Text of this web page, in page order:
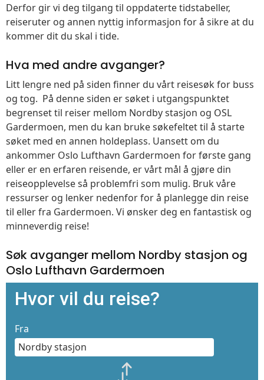
Derfor gir vi deg tilgang til oppdaterte tidstabeller,
reiseruter og annen nyttig informasjon for å sikre at du
kommer dit du skal i tide.
Hva med andre avganger?
Litt lengre ned på siden finner du vårt reisesøk for buss
og tog. På denne siden er søket i utgangspunktet
begrenset til reiser mellom Nordby stasjon og OSL
Gardermoen, men du kan bruke søkefeltet til å starte
søket med en annen holdeplass. Uansett om du
ankommer Oslo Lufthavn Gardermoen for første gang
eller er en erfaren reisende, er vårt mål å gjøre din
reiseopplevelse så problemfri som mulig. Bruk våre
ressurser og lenker nedenfor for å planlegge din reise
til eller fra Gardermoen. Vi ønsker deg en fantastisk og
minneverdig reise!
Søk avganger mellom Nordby stasjon og
Oslo Lufthavn Gardermoen
Hvor vil du reise?
Fra